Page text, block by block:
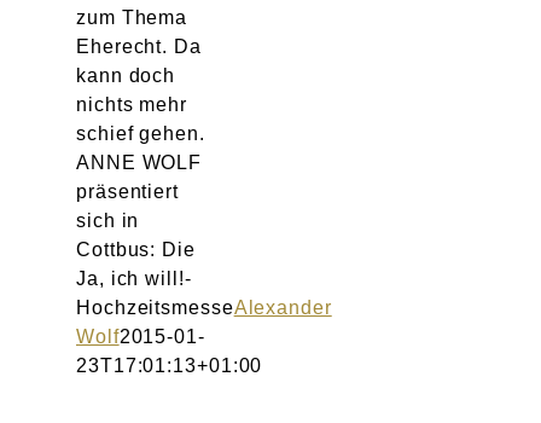
zum Thema
Eherecht. Da
kann doch
nichts mehr
schief gehen.
ANNE WOLF
präsentiert
sich in
Cottbus: Die
Ja, ich will!-
HochzeitsmesseAlexander
Wolf2015-01-
23T17:01:13+01:00